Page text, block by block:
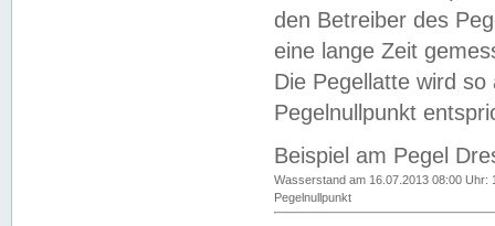
den Betreiber des
eine lange Zeit
Die Pegellatte wird
Pegelnullpunkt
Beispiel am Pegel
Wasserstand am 16.07.2013 08:00 Uhr:
Pegelnullpunkt